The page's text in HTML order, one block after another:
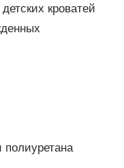
кроватей
полиуретана